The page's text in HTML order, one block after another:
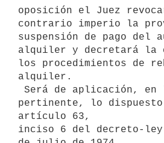
oposición el Juez
contrario imperio la
suspensión de pago del
alquiler y decretará la
los procedimientos de
alquiler.
pertinente, lo
artículo 63,
inciso 6 del decreto-ley